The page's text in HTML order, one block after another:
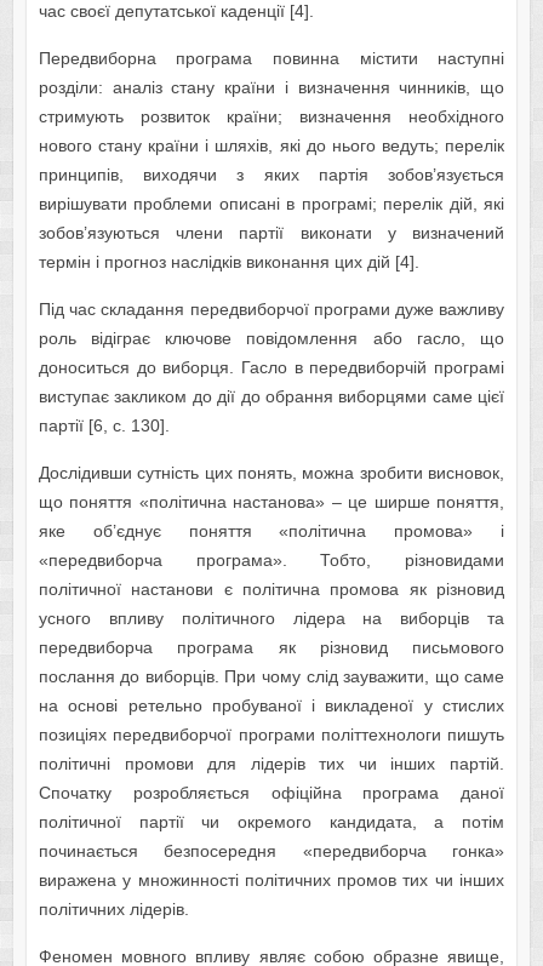
час своєї депутатської каденції [4].
Передвиборна програма повинна містити наступні
розділи: аналіз стану країни і визначення чинників, що
стримують розвиток країни; визначення необхідного
нового стану країни і шляхів, які до нього ведуть; перелік
принципів, виходячи з яких партія зобов’язується
вирішувати проблеми описані в програмі; перелік дій, які
зобов’язуються члени партії виконати у визначений
термін і прогноз наслідків виконання цих дій [4].
Під час складання передвиборчої програми дуже важливу
роль відіграє ключове повідомлення або гасло, що
доноситься до виборця. Гасло в передвиборчій програмі
виступає закликом до дії до обрання виборцями саме цієї
партії [6, с. 130].
Дослідивши сутність цих понять, можна зробити висновок,
що поняття «політична настанова» – це ширше поняття,
яке об’єднує поняття «політична промова» і
«передвиборча програма». Тобто, різновидами
політичної настанови є політична промова як різновид
усного впливу політичного лідера на виборців та
передвиборча програма як різновид письмового
послання до виборців. При чому слід зауважити, що саме
на основі ретельно пробуваної і викладеної у стислих
позиціях передвиборчої програми політтехнологи пишуть
політичні промови для лідерів тих чи інших партій.
Спочатку розробляється офіційна програма даної
політичної партії чи окремого кандидата, а потім
починається безпосередня «передвиборча гонка»
виражена у множинності політичних промов тих чи інших
політичних лідерів.
Феномен мовного впливу являє собою образне явище,